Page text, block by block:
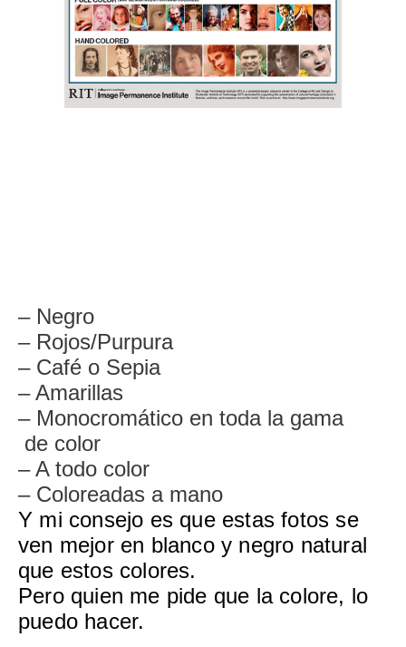
– Negro
– Rojos/Purpura
– Café o Sepia
– Amarillas
– Monocromático en toda la gama
de color
– A todo color
– Coloreadas a mano
Y mi consejo es que estas fotos se
ven mejor en blanco y negro natural
que estos colores.
Pero quien me pide que la colore, lo
puedo hacer.